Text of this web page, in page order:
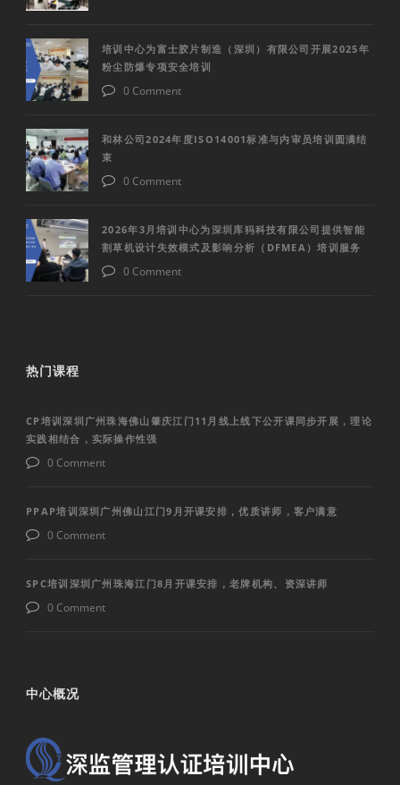
培训中心为富士胶片制造（深圳）有限公司开展2025年
粉尘防爆专项安全培训
0 Comment
和林公司2024年度ISO14001标准与内审员培训圆满结
束
0 Comment
2026年3月培训中心为深圳库犸科技有限公司提供智能
割草机设计失效模式及影响分析（DFMEA）培训服务
0 Comment
热门课程
CP培训深圳广州珠海佛山肇庆江门11月线上线下公开课同步开展，理论
实践相结合，实际操作性强
0 Comment
PPAP培训深圳广州佛山江门9月开课安排，优质讲师，客户满意
0 Comment
SPC培训深圳广州珠海江门8月开课安排，老牌机构、资深讲师
0 Comment
中心概况